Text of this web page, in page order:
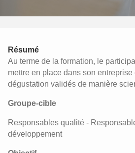
Résumé
Au terme de la formation, le
mettre en place dans son entreprise
dégustation validés de manière
Groupe-cible
Responsables qualité -
développement